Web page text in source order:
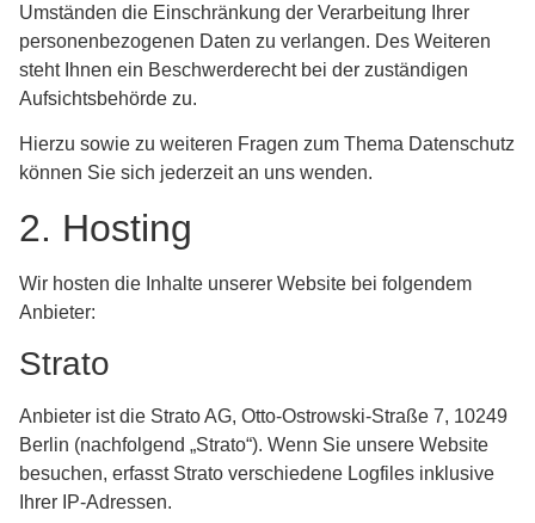
Umständen die Einschränkung der Verarbeitung Ihrer
personenbezogenen Daten zu verlangen. Des Weiteren
steht Ihnen ein Beschwerderecht bei der zuständigen
Aufsichtsbehörde zu.
Hierzu sowie zu weiteren Fragen zum Thema Datenschutz
können Sie sich jederzeit an uns wenden.
2. Hosting
Wir hosten die Inhalte unserer Website bei folgendem
Anbieter:
Strato
Anbieter ist die Strato AG, Otto-Ostrowski-Straße 7, 10249
Berlin (nachfolgend „Strato“). Wenn Sie unsere Website
besuchen, erfasst Strato verschiedene Logfiles inklusive
Ihrer IP-Adressen.